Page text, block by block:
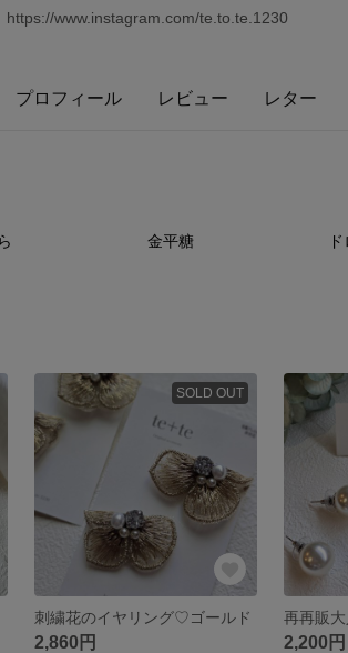
www.instagram.com/te.to.te.1230
プロフィール レビュー レター
金平糖
SOLD OUT
刺繍花のイヤリング♡ゴールド
2,860円 2,200円